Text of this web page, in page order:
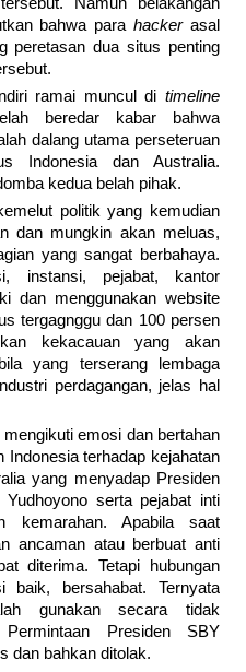
Namun belakangan
bahwa parahackerasal
peretasan dua situs penting
ramai muncul di timeline
beredar kabar bahwa
dalang utama perseteruan
Indonesia dan Australia.
kedua belah pihak.
politik yang kemudian
dan mungkin akan meluas,
yang sangat berbahaya.
instansi, pejabat, kantor
dan menggunakan website
tergagnggu dan 100 persen
kekacauan yang akan
yang terserang lembaga
perdagangan, jelas hal
emosi dan bertahan
Indonesia terhadap kejahatan
yang menyadap Presiden
serta pejabat inti
kemarahan. Apabila saat
ancaman atau berbuat anti
diterima. Tetapi hubungan
baik, bersahabat. Ternyata
gunakan secara tidak
Presiden SBY
dan bahkan ditolak.